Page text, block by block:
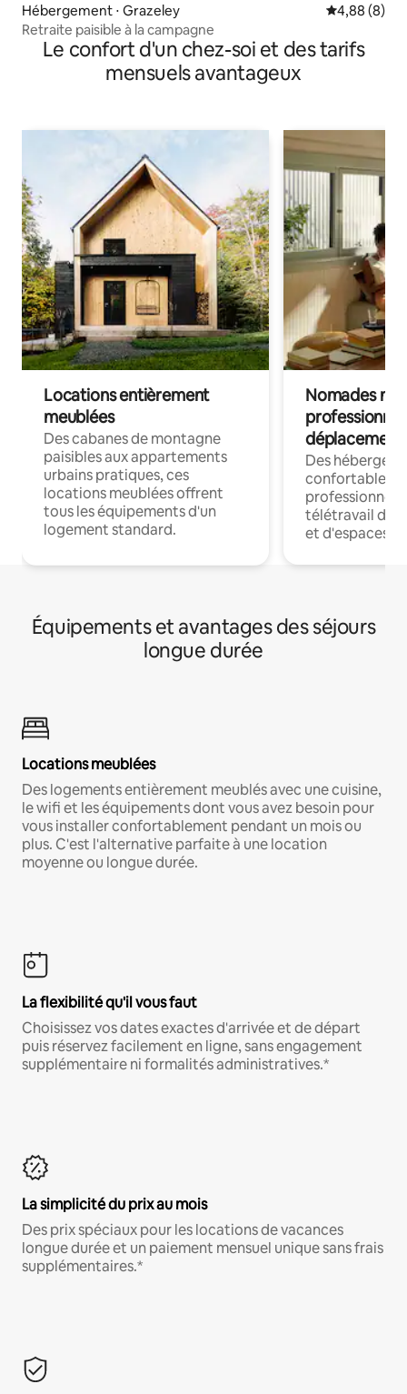
Hébergement ⋅ Grazeley Évaluation
4,88 (8)
Retraite paisible à la campagne
Le confort d'un chez-soi et des tarifs
mensuels avantageux
Locations entièrement
meublées
Des cabanes de montagne
paisibles aux appartements
urbains pratiques, ces
locations meublées offrent
tous les équipements d'un
logement standard.
Nomades
déplacement
Des
confortables
professionnels
télétravail
et d'espaces
Équipements et avantages des séjours
longue durée
Locations meublées
Des logements entièrement meublés avec une cuisine,
le wifi et les équipements dont vous avez besoin pour
vous installer confortablement pendant un mois ou
plus. C'est l'alternative parfaite à une location
moyenne ou longue durée.
La flexibilité qu'il vous faut
Choisissez vos dates exactes d'arrivée et de départ
puis réservez facilement en ligne, sans engagement
supplémentaire ni formalités administratives.*
La simplicité du prix au mois
Des prix spéciaux pour les locations de vacances
longue durée et un paiement mensuel unique sans frais
supplémentaires.*